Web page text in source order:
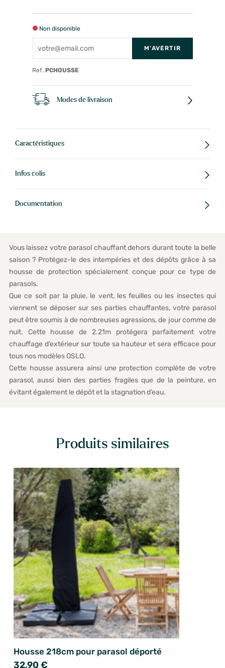
Non disponible
M'AVERTIR
Ref. PCHOUSSE
Modes de livraison
Caractéristiques
Infos colis
Documentation
Vous laissez votre parasol chauffant dehors durant toute la belle
saison ? Protégez-le des intempéries et des dépôts grâce à sa
housse de protection spécialement conçue pour ce type de
parasols.
Que ce soit par la pluie, le vent, les feuilles ou les insectes qui
viennent se déposer sur ses parties chauffantes, votre parasol
peut être soumis à de nombreuses agressions, de jour comme de
nuit. Cette housse de 2.21m protégera parfaitement votre
chauffage d’extérieur sur toute sa hauteur et sera efficace pour
tous nos modèles OSLO.
Cette housse assurera ainsi une protection complète de votre
parasol, aussi bien des parties fragiles que de la peinture, en
évitant également le dépôt et la stagnation d’eau.
Produits similaires
Housse 218cm pour parasol déporté
32,90 €